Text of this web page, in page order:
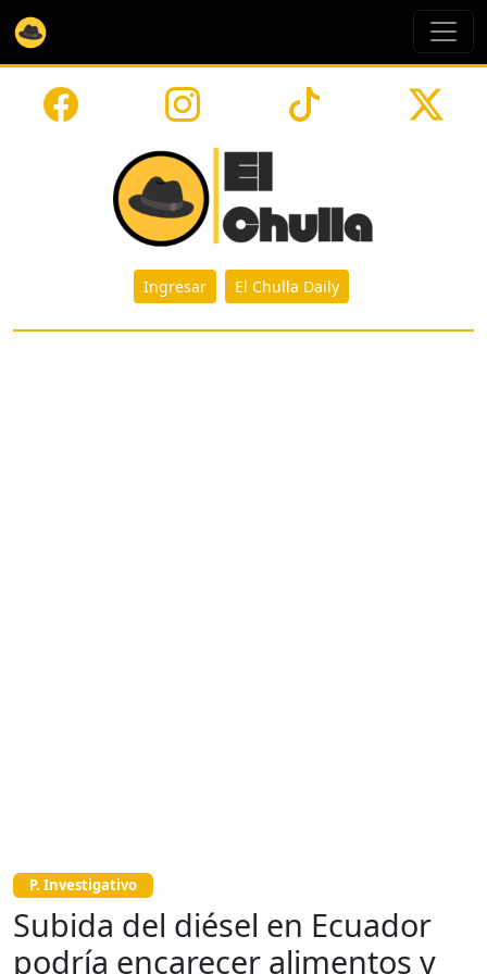
Ingresar El Chulla Daily
P. Investigativo
Subida del diésel en Ecuador
podría encarecer alimentos y